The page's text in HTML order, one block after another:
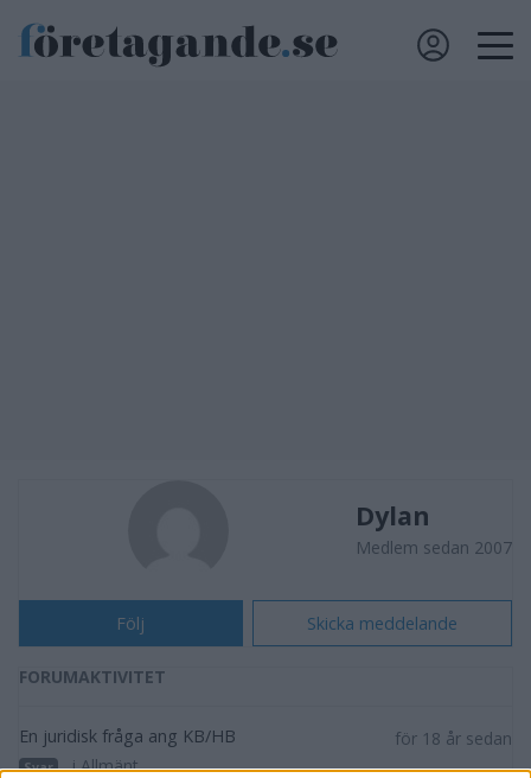
Dylan
Medlem sedan 2007
Följ Skicka meddelande
FORUMAKTIVITET
En juridisk fråga ang KB/HB
Svar i Allmänt
för 18 år sedan